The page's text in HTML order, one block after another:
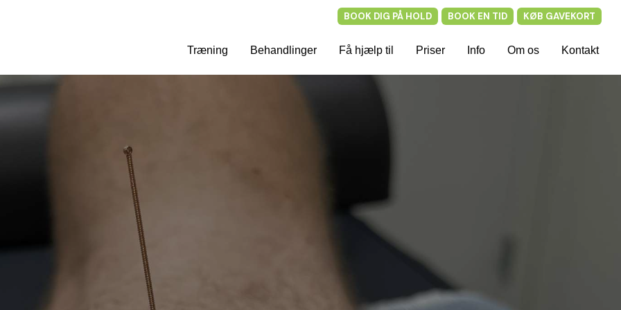
BOOK DIG PÅ HOLD BOOK EN TID KØB GAVEKORT
Træning Behandlinger Få hjælp til Priser Info Om os Kontakt